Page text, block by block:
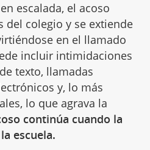
escalada, el acoso
del colegio y se extiende
en el llamado
incluir intimidaciones
texto, llamadas
y, lo más
lo que agrava la
continúa cuando la
escuela.